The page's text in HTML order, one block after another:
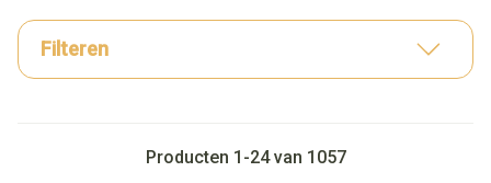
Filteren
Producten 1 -24van 1057